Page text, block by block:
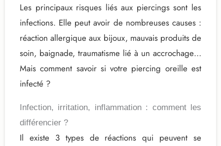
Les principaux risques liés aux piercings sont les
infections. Elle peut avoir de nombreuses causes :
réaction allergique aux bijoux, mauvais produits de
soin, baignade, traumatisme lié à un accrochage…
Mais comment savoir si votre piercing oreille est
infecté ?
Infection, irritation, inflammation : comment les
différencier ?
Il existe 3 types de réactions qui peuvent se